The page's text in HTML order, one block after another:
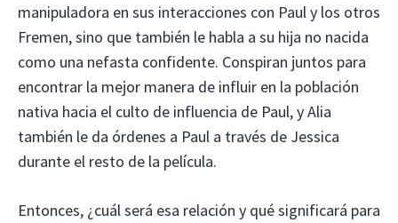
manipuladora en sus interacciones con Paul y los otros
Fremen, sino que también le habla a su hija no nacida
como una nefasta confidente. Conspiran juntos para
encontrar la mejor manera de influir en la población
nativa hacia el culto de influencia de Paul, y Alia
también le da órdenes a Paul a través de Jessica
durante el resto de la película.
Entonces, ¿cuál será esa relación y qué significará para